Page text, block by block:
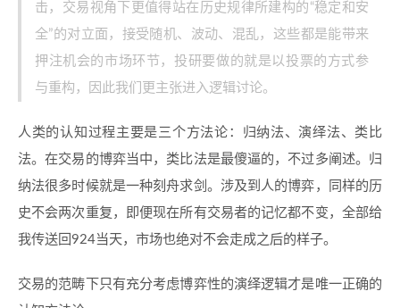
击，交易视角下更值得站在历史规律所建构的“稳定和安
全”的对立面，接受随机、波动、混乱，这些都是能带来
押注机会的市场环节，投研要做的就是以投票的方式参
与重构，因此我们更主张进入逻辑讨论。
人类的认知过程主要是三个方法论：归纳法、演绎法、类比
法。在交易的博弈当中，类比法是最傻逼的，不过多阐述。归
纳法很多时候就是一种刻舟求剑。涉及到人的博弈，同样的历
史不会两次重复，即便现在所有交易者的记忆都不变，全部给
我传送回924当天，市场也绝对不会走成之后的样子。
交易的范畴下只有充分考虑博弈性的演绎逻辑才是唯一正确的